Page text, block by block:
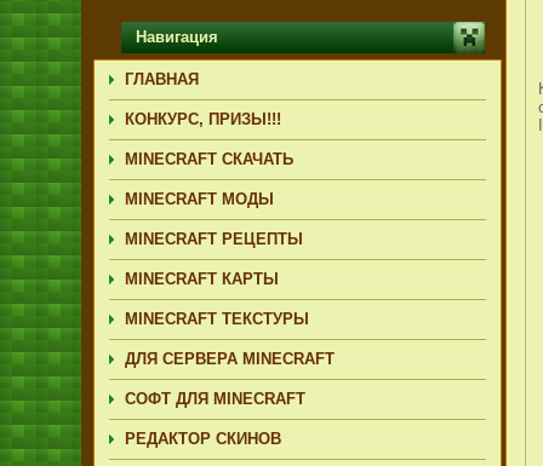
Навигация
ГЛАВНАЯ
КОНКУРС, ПРИЗЫ!!!
MINECRAFT СКАЧАТЬ
MINECRAFT МОДЫ
MINECRAFT РЕЦЕПТЫ
MINECRAFT КАРТЫ
MINECRAFT ТЕКСТУРЫ
ДЛЯ СЕРВЕРА MINECRAFT
СОФТ ДЛЯ MINECRAFT
РЕДАКТОР СКИНОВ